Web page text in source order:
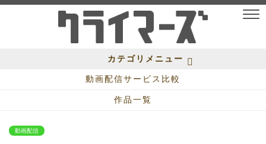
カテゴリメニュー
動画配信サービス比較
作品一覧
動画配信